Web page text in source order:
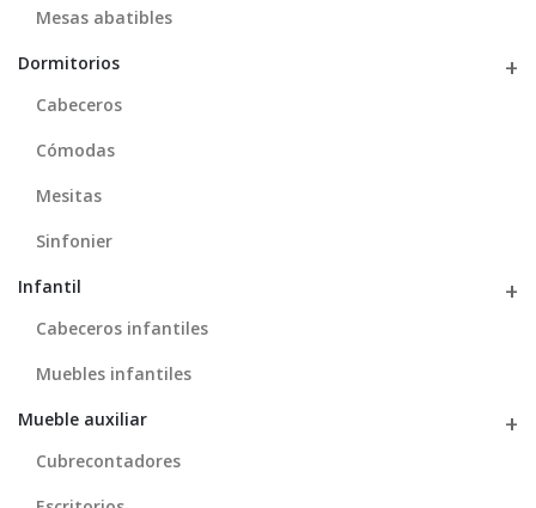
Mesas abatibles
Dormitorios
Cabeceros
Cómodas
Mesitas
Sinfonier
Infantil
Cabeceros infantiles
Muebles infantiles
Mueble auxiliar
Cubrecontadores